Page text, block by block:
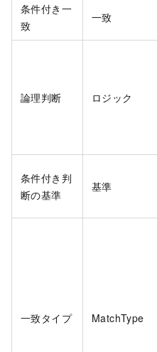
条件付き一
致
一致
論理判断 ロジック
条件付き判
断の基準
基準
一致タイプ MatchType